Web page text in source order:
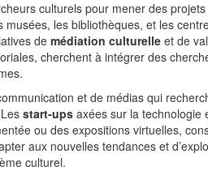
culturels pour mener des
musées, les bibliothèques, et les
de médiation culturelle et de
cherchent à intégrer des
et de médias qui
start-ups axées sur la technologie
ou des expositions virtuelles,
aux nouvelles tendances et
culturel.